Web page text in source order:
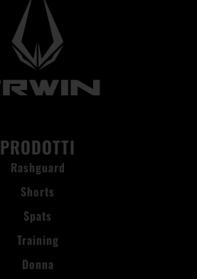
PRODOTTI
Rashguard
Shorts
Spats
Training
Donna